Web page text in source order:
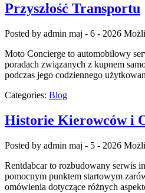
Przyszłość Transportu
Posted by admin maj - 6 - 2026
Moto Concierge to automobilowy
poradach związanych z kupnem
podczas jego codziennego
Categories: Blog
Historie Kierowców i
Posted by admin maj - 5 - 2026
Rentdabcar to rozbudowany serwis
pomocnym punktem startowym
omówienia dotyczące różnych